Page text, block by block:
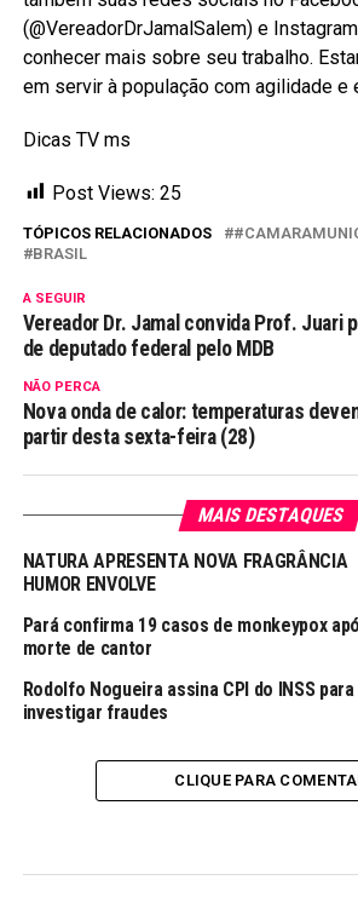
(@VereadorDrJamalSalem) e
conhecer mais sobre seu trabalho.
em servir à população com agilidade e
Dicas TV ms
Post Views: 25
TÓPICOS RELACIONADOS
BRASIL
A SEGUIR
Vereador Dr. Jamal convida Prof. Juari
de deputado federal pelo MDB
NÃO PERCA
Nova onda de calor: temperaturas
partir desta sexta-feira (28)
MAIS DESTAQUES
NATURA APRESENTA NOVA FRAGRÂNCIA
HUMOR ENVOLVE
Pará confirma 19 casos de monkeypox
morte de cantor
Rodolfo Nogueira assina CPI do INSS para
investigar fraudes
CLIQUE PARA